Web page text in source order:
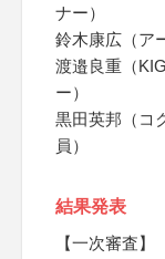
ナー）
鈴木康広（ア
渡邉良重（
ー）
黒田英邦（コ
員）
結果発表
【一次審査】